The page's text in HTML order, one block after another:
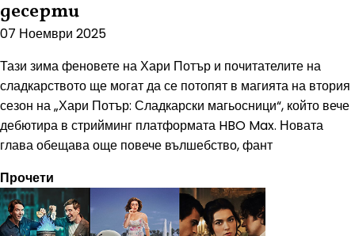
десерти
07 Ноември 2025
Тази зима феновете на Хари Потър и почитателите на
сладкарството ще могат да се потопят в магията на втория
сезон на „Хари Потър: Сладкарски магьосници“, който вече
дебютира в стрийминг платформата HBO Max. Новата
глава обещава още повече вълшебство, фант
Прочети